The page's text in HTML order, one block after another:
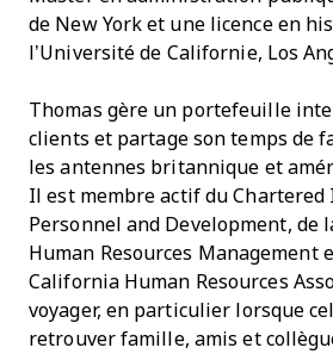
de New York et une licence en
l’Université de Californie, Los
Thomas gère un portefeuille
clients et partage son temps de
les antennes britannique et
Il est membre actif du
Personnel and Development, de
Human Resources Management
California Human Resources
voyager, en particulier lorsque
retrouver famille, amis et